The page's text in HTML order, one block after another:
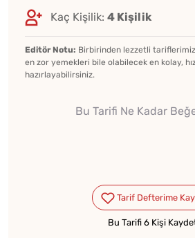
Kaç Kişilik: 4 Kişilik
Editör Notu: Birbirinden lezzetli tariflerimiz
en zor yemekleri bile olabilecek en kolay,
hazırlayabilirsiniz.
Bu Tarifi Ne Kadar
Bu Tarifi 6 Kişi